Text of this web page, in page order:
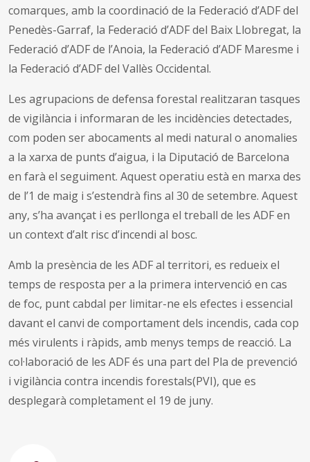
comarques, amb la coordinació de la Federació d’ADF del
Penedès-Garraf, la Federació d’ADF del Baix Llobregat, la
Federació d’ADF de l’Anoia, la Federació d’ADF Maresme i
la Federació d’ADF del Vallès Occidental.
Les agrupacions de defensa forestal realitzaran tasques
de vigilància i informaran de les incidències detectades,
com poden ser abocaments al medi natural o anomalies
a la xarxa de punts d’aigua, i la Diputació de Barcelona
en farà el seguiment. Aquest operatiu està en marxa des
de l’1 de maig i s’estendrà fins al 30 de setembre. Aquest
any, s’ha avançat i es perllonga el treball de les ADF en
un context d’alt risc d’incendi al bosc.
Amb la presència de les ADF al territori, es redueix el
temps de resposta per a la primera intervenció en cas
de foc, punt cabdal per limitar-ne els efectes i essencial
davant el canvi de comportament dels incendis, cada cop
més virulents i ràpids, amb menys temps de reacció. La
col·laboració de les ADF és una part del Pla de prevenció
i vigilància contra incendis forestals(PVI), que es
desplegarà completament el 19 de juny.